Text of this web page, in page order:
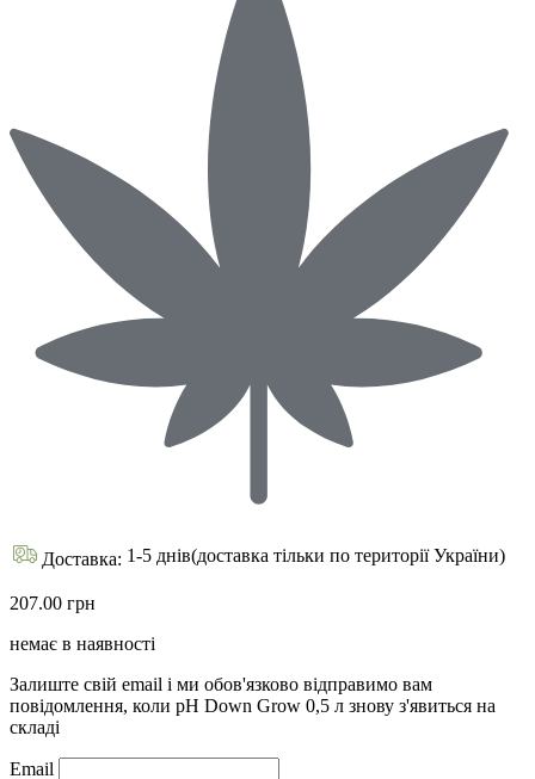
Доставка: 1-5 днів(доставка тільки по території України)
207.00 грн
немає в наявності
Залиште свій email і ми обов'язково відправимо вам
повідомлення, коли pH Down Grow 0,5 л знову з'явиться на
складі
Email